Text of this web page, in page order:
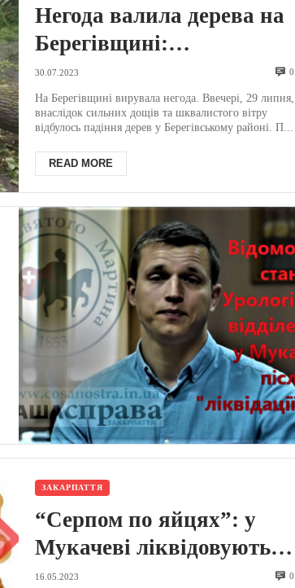
Негода валила дерева на
Берегівщині:
рятувальники показали
наслідки (ФОТО)
30.07.2023 0
На Берегівщині вирувала негода. Ввечері, 29 липня,
внаслідок сильних дощів та шквалистого вітру
відбулось падіння дерев у Берегівському районі. П...
READ MORE
ЗАКАРПАТТЯ
“Серпом по яйцях”: у
Мукачеві ліквідовують
урологічне відділення
16.05.2023 0